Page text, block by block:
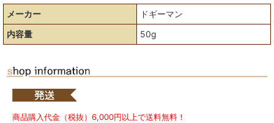
メーカー
ドギーマン
内容量
50g
商品購入代金（税抜）6,000円以上で送料無料！